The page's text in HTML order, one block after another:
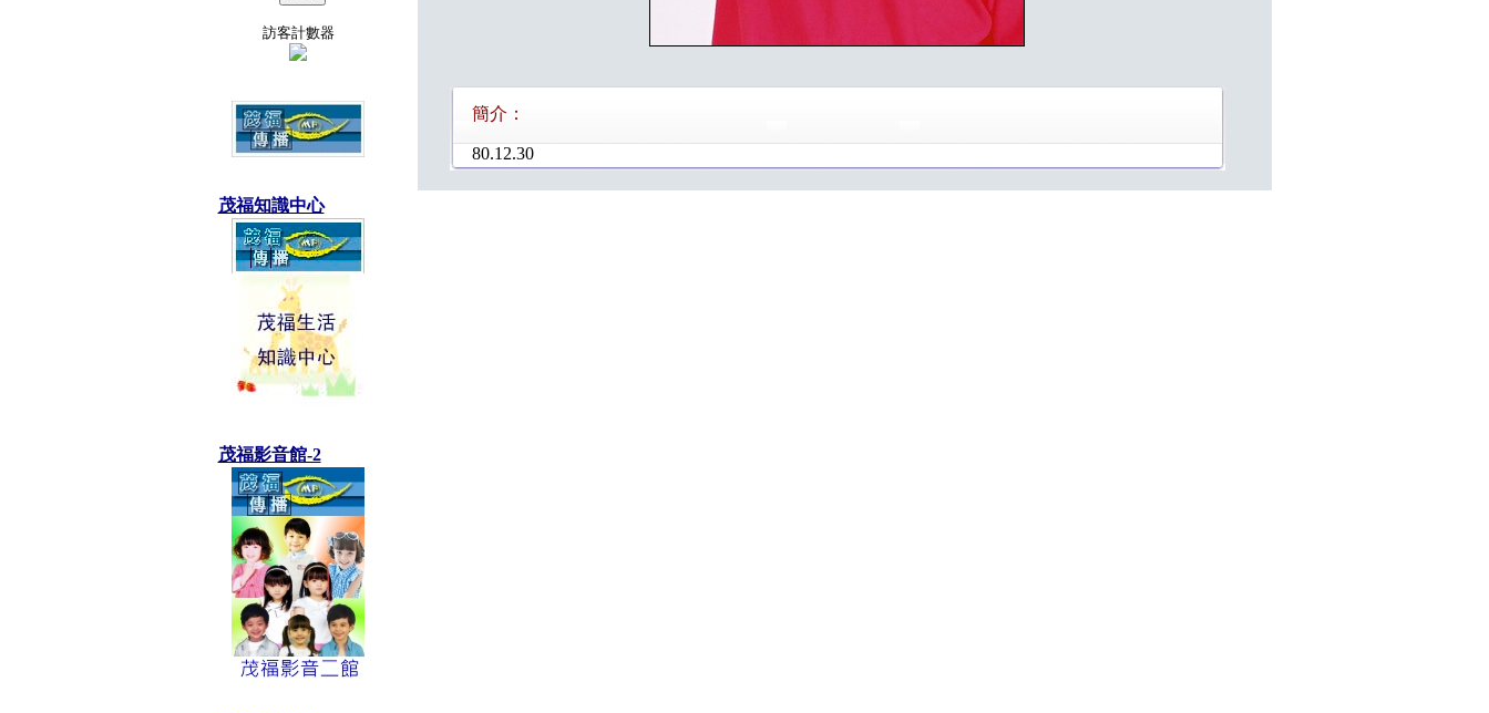
訪客計數器
茂福知識中心
茂福影音館-2
簡介：
80.12.30